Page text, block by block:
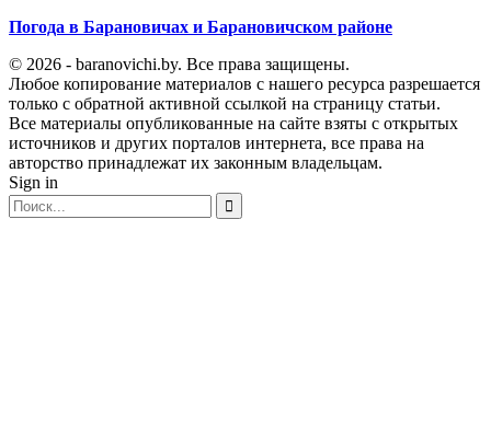
Погода в Барановичах и Барановичском районе
© 2026 - baranovichi.by. Все права защищены.
Любое копирование материалов с нашего ресурса разрешается
только с обратной активной ссылкой на страницу статьи.
Все материалы опубликованные на сайте взяты с открытых
источников и других порталов интернета, все права на
авторство принадлежат их законным владельцам.
Sign in